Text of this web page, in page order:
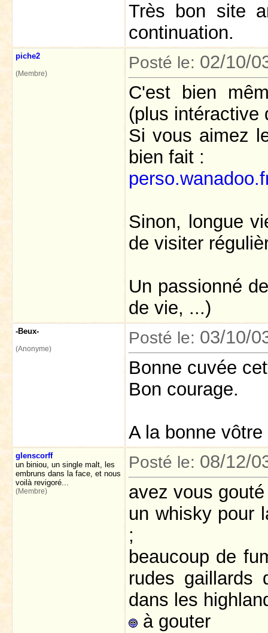
Très bon site
continuation.
piche2
(Membre)
Posté le: 02/10/
C'est bien
(plus intéractive
Si vous aimez
bien fait :
Sinon, longue
de visiter
Un passionné
de vie, ...)
-Beux-
(Anonyme)
Posté le: 03/10/
Bonne cuvée
Bon courage.
A la bonne vôtre
glenscorff
un biniou, un single malt, les
embruns dans la face, et nous
voilà revigoré...
(Membre)
Posté le: 08/12/
avez vous
un whisky pour
;
beaucoup de
rudes gaillards
dans les
à gouter